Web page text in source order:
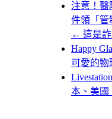
注意！醫
件領「管
← 這是
Happy
可愛的
本、美國